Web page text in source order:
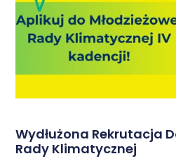
Wydłużona Rekrutacja
Rady Klimatycznej